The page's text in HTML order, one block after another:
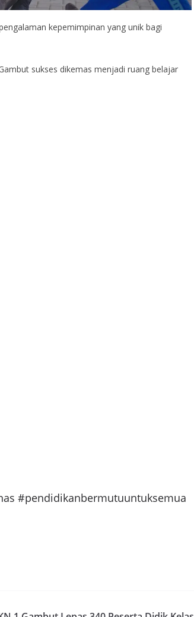
kepemimpinan yang unik bagi
sukses dikemas menjadi ruang belajar
#pendidikanbermutuuntuksemua